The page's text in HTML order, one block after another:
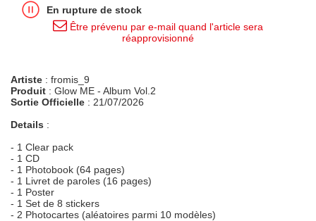
En rupture de stock
Être prévenu par e-mail quand l'article sera
réapprovisionné
Artiste : fromis_9
Produit : Glow ME - Album Vol.2
Sortie Officielle : 21/07/2026
Details :
- 1 Clear pack
- 1 CD
- 1 Photobook (64 pages)
- 1 Livret de paroles (16 pages)
- 1 Poster
- 1 Set de 8 stickers
- 2 Photocartes (aléatoires parmi 10 modèles)